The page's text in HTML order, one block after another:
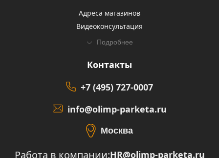
Адреса магазинов
Видеоконсультация
Подробнее
Контакты
+7 (495) 727-0007
info@olimp-parketa.ru
Москва
Работа в компании:HR@olimp-parketa.ru